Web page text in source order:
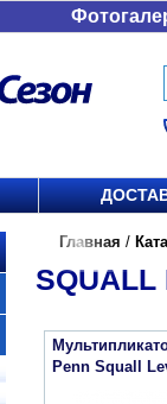
Главная /
SQUALL
Penn Squall